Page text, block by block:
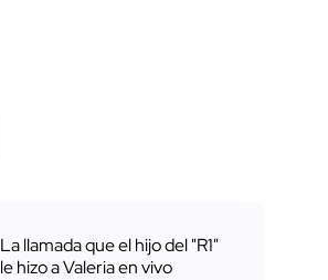
La llamada que el hijo del "R1"
le hizo a Valeria en vivo